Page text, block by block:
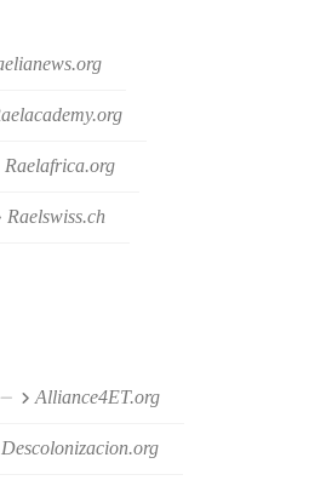
Raelafrica.org
Raelswiss.ch
Alliance4ET.org
Descolonizacion.org